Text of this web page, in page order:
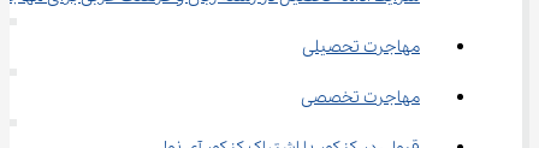
مهاجرت تحصیلی
مهاجرت تخصصی